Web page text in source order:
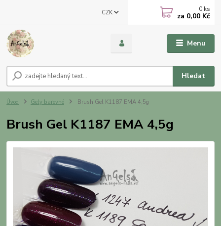
Menu
CZK
Hledat
0 ks
za 0,00 Kč
Úvod Gely barevné Brush Gel K1187 EMA 4,5g
Brush Gel K1187 EMA 4,5g